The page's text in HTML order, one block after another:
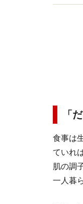
「
食事は
ていれ
肌の調
一人暮